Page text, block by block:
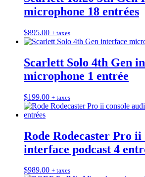
microphone 18 entrées
$895.00 + taxes
Scarlett Solo 4th Gen
microphone 1 entrée
$199.00 + taxes
Rode Rodecaster Pro ii
interface podcast 4
$989.00 + taxes